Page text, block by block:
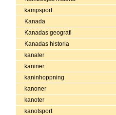
kampsport
Kanada
Kanadas geografi
Kanadas historia
kanaler
kaniner
kaninhoppning
kanoner
kanoter
kanotsport